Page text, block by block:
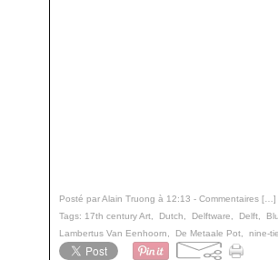
Posté par Alain Truong à 12:13 - Commentaires [ ]
Tags: 17th century Art Dutch Delftware Delft
Lambertus Van Eenhoorn
De Metaale Pot nine-